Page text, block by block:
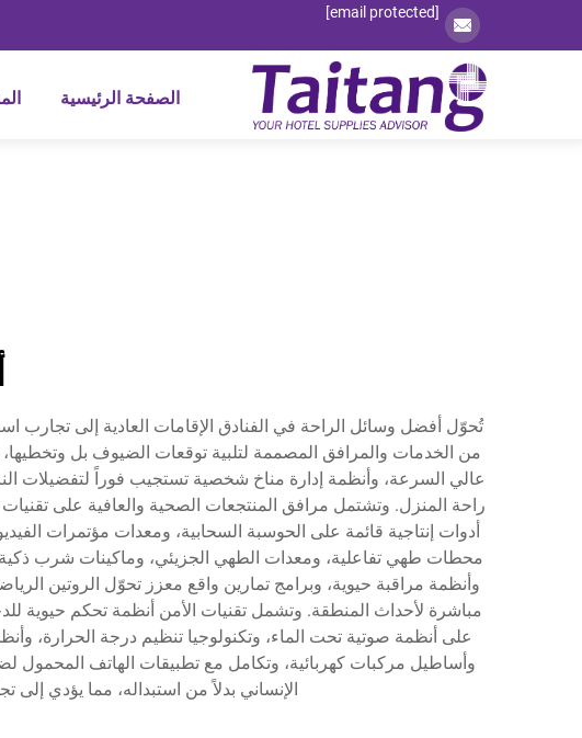
[email protected]
الصفحة الرئيسية
تُحوّل أفضل وسائل الراحة في الفنادق الإقامات العادية إلى تجارب
من الخدمات والمرافق المصممة لتلبية توقعات الضيوف بل
عالي السرعة، وأنظمة إدارة مناخ شخصية تستجيب فوراً لتفضيلات
راحة المنزل. وتشتمل مرافق المنتجعات الصحية والعافية على
أدوات إنتاجية قائمة على الحوسبة السحابية، ومعدات مؤتمرات
محطات طهي تفاعلية، ومعدات الطهي الجزيئي، وماكينات شرب ذكية
وأنظمة مراقبة حيوية، وبرامج تمارين واقع معزز تحوّل الروتين
مباشرة لأحداث المنطقة. وتشمل تقنيات الأمن أنظمة تحكم حيوية
وأساطيل مركبات كهربائية، وتكامل مع تطبيقات الهاتف المحمول
الإنساني بدلاً من استبداله، مما يؤدي